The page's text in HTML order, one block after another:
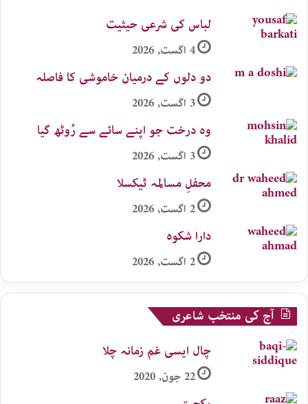
لباس کی شرعی حیثیت
4 اگست, 2026
دو دلوں کے درمیان خاموشی کا فاصلہ
3 اگست, 2026
وہ درخت جو اپنے سائے سے رُوٹھ گیا
3 اگست, 2026
محفلِ مسالمہ ٹیکسلا
2 اگست, 2026
دارا شکوہ
2 اگست, 2026
آج کی منتخب شاعری
چال ایسی غم زمانہ چلا
22 جون, 2020